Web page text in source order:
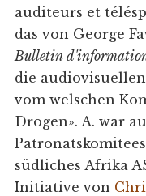
auditeurs et
das von George
Bulletin
die
vom welschen
Drogen». A. war
südliches Afrika
Initiative von